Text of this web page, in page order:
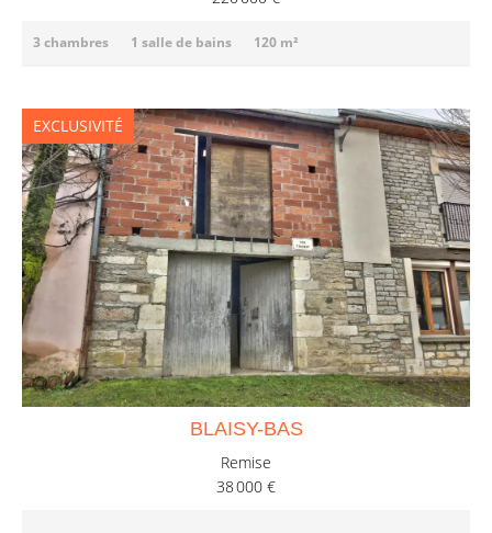
3 chambres 1 salle de bains 120 m²
BLAISY-BAS
Remise
38 000 €
EXCLUSIVITÉ